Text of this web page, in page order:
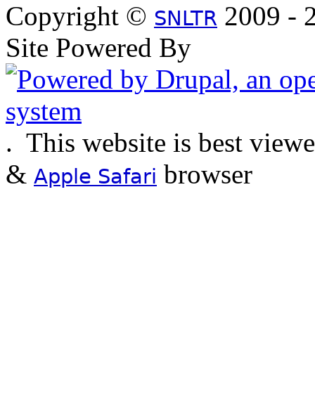
Copyright © SNLTR 2009 -
Site Powered By
. This website is best
& Apple Safari browser